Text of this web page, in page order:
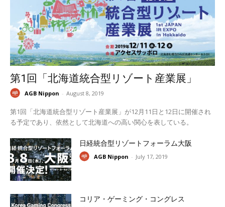
第1回「北海道統合型リゾート産業展」
AGB Nippon - August 8, 2019
第1回「北海道統合型リゾート産業展」が12月11日と12日に開催され
る予定であり、依然として北海道への高い関心を表している。
日経統合型リゾートフォーラム大阪
AGB Nippon - July 17, 2019
コリア・ゲーミング・コングレス